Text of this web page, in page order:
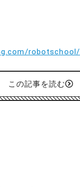
robotschool/
この記事を読む